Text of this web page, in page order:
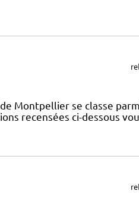
Montpellier se classe
recensées ci-dessous